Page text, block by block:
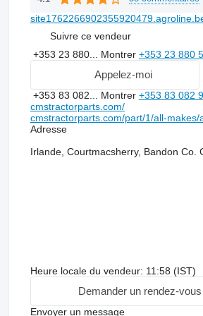
Suivre ce vendeur
+353 23 880... Montrer +353 23 880
Appelez-moi
+353 83 082... Montrer +353 83 082
cmstractorparts.com/
cmstractorparts.com/part/1/all-
Adresse
Irlande, Courtmacsherry, Bandon Co.
Heure locale du vendeur: 11:58 (IST)
Demander un rendez-vous
Envoyer un message